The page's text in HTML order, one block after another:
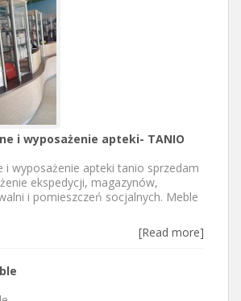
i wyposażenie apteki- TANIO
i wyposażenie apteki tanio sprzedam
ekspedycji, magazynów,
i pomieszczeń socjalnych. Meble
[Read more]